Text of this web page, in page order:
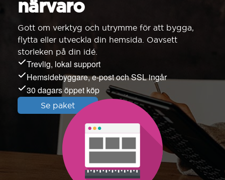
närvaro
Gott om verktyg och utrymme för att bygga,
flytta eller utveckla din hemsida. Oavsett
storleken på din idé.
Trevlig, lokal support
Hemsidebyggare, e-post och SSL ingår
30 dagars öppet köp
Se paket